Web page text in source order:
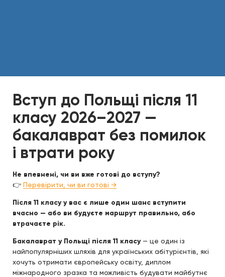
Вступ до Польщі після 11
класу 2026–2027 —
бакалаврат без помилок
і втрати року
Не впевнені, чи ви вже готові до вступу?
👉 Перевірити, чи ви готові →
Після 11 класу у вас є лише один шанс вступити
вчасно — або ви будуєте маршрут правильно, або
втрачаєте рік.
Бакалаврат у Польщі після 11 класу— це один із
найпопулярніших шляхів для українських абітурієнтів, які
хочуть отримати європейську освіту, диплом
міжнародного зразка та можливість будувати майбутнє